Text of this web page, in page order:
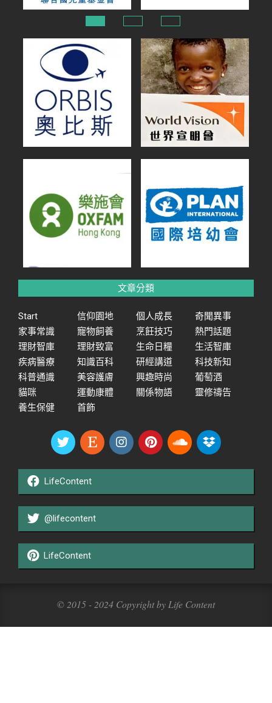
文章分類
Start 信仰園地 個人成長
奇聞異事
家事常識
寵物飼養 烹飪技巧
熱門話題
理財智庫
理財致富 生命日糧
生活智庫
疾病醫療
知識百科 研經講道
科技新知
科普通識
美容護膚 興趣時尚
葡萄酒
貓咪
運動康體 關係物語
靈修禱告
養生保健
首飾
LifeContent
@lifecontent
LifeContent
© 2015 - 2024 Copyright by Life Content